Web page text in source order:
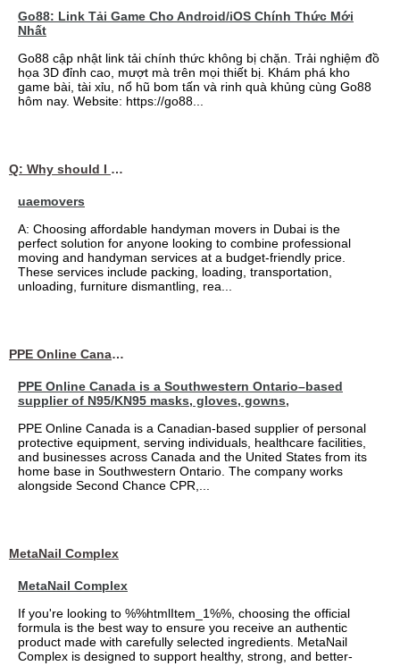
Go88: Link Tải Game Cho Android/iOS Chính Thức Mới
Nhất
Go88 cập nhật link tải chính thức không bị chặn. Trải nghiệm đồ
họa 3D đỉnh cao, mượt mà trên mọi thiết bị. Khám phá kho
game bài, tài xỉu, nổ hũ bom tấn và rinh quà khủng cùng Go88
hôm nay. Website: https://go88...
Q: Why should I choose affordable handyman movers in Dubai for my relocation and maintenance needs?
uaemovers
A: Choosing affordable handyman movers in Dubai is the
perfect solution for anyone looking to combine professional
moving and handyman services at a budget-friendly price.
These services include packing, loading, transportation,
unloading, furniture dismantling, rea...
PPE Online Canada – Bulk PPE Supplier | N95, Gloves, Masks & Medical Supplies
PPE Online Canada is a Southwestern Ontario–based
supplier of N95/KN95 masks, gloves, gowns,
PPE Online Canada is a Canadian-based supplier of personal
protective equipment, serving individuals, healthcare facilities,
and businesses across Canada and the United States from its
home base in Southwestern Ontario. The company works
alongside Second Chance CPR,...
MetaNail Complex
MetaNail Complex
If you're looking to %%htmlItem_1%%, choosing the official
formula is the best way to ensure you receive an authentic
product made with carefully selected ingredients. MetaNail
Complex is designed to support healthy, strong, and better-